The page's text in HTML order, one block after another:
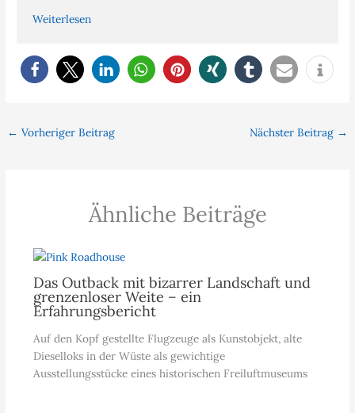
Weiterlesen
← Vorheriger Beitrag Nächster Beitrag →
Ähnliche Beiträge
Das Outback mit bizarrer Landschaft und
grenzenloser Weite – ein
Erfahrungsbericht
Auf den Kopf gestellte Flugzeuge als Kunstobjekt, alte
Dieselloks in der Wüste als gewichtige
Ausstellungsstücke eines historischen Freiluftmuseums